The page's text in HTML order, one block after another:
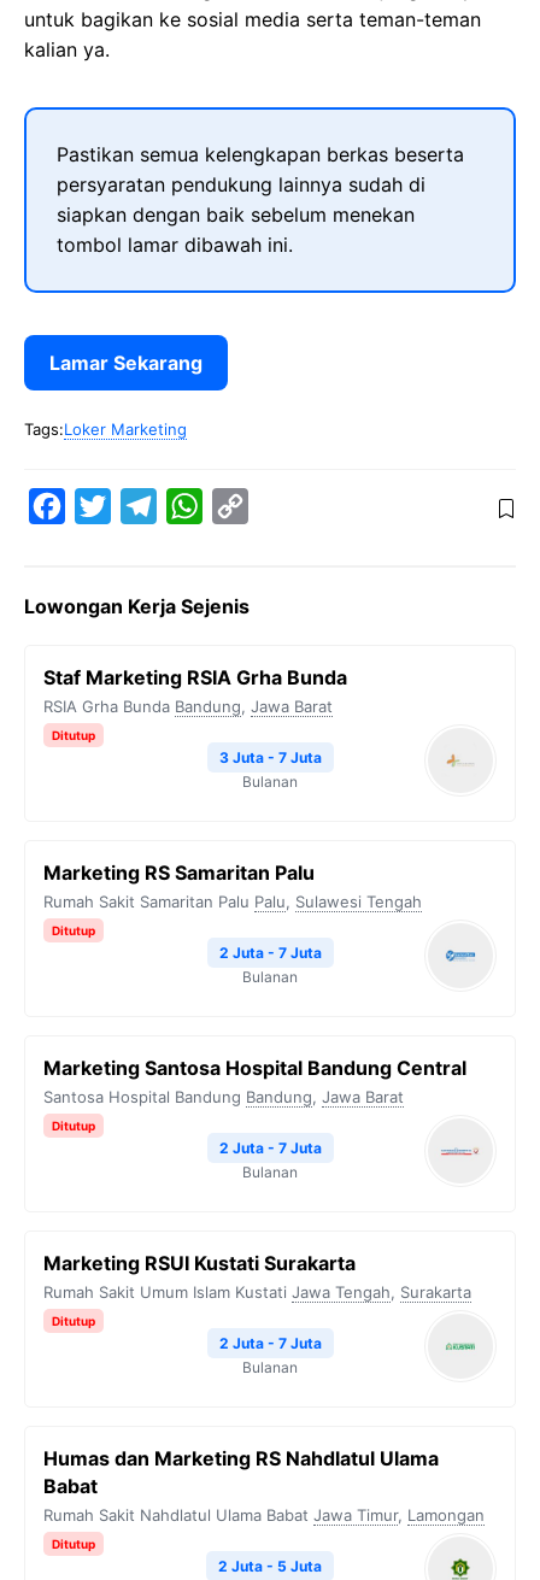
untuk bagikan ke sosial media serta teman-teman
kalian ya.
Pastikan semua kelengkapan berkas beserta
persyaratan pendukung lainnya sudah di
siapkan dengan baik sebelum menekan
tombol lamar dibawah ini.
Lamar Sekarang
Tags:Loker Marketing
e
o
o
t
e
e
r
W
t
A
p
y
i
n
k
Lowongan Kerja Sejenis
Staf Marketing RSIA Grha Bunda
RSIA Grha Bunda Bandung, Jawa Barat
Ditutup
3 Juta - 7 Juta
Bulanan
Marketing RS Samaritan Palu
Rumah Sakit Samaritan Palu Palu, Sulawesi Tengah
Ditutup
2 Juta - 7 Juta
Bulanan
Marketing Santosa Hospital Bandung Central
Santosa Hospital Bandung Bandung, Jawa Barat
Ditutup
2 Juta - 7 Juta
Bulanan
Marketing RSUI Kustati Surakarta
Rumah Sakit Umum Islam Kustati Jawa Tengah, Surakarta
Ditutup
2 Juta - 7 Juta
Bulanan
Humas dan Marketing RS Nahdlatul Ulama
Babat
Rumah Sakit Nahdlatul Ulama Babat Jawa Timur, Lamongan
Ditutup
2 Juta - 5 Juta